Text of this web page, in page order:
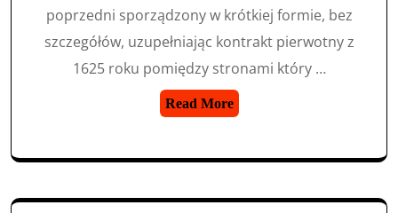
poprzedni sporządzony w krótkiej formie, bez
szczegółów, uzupełniając kontrakt pierwotny z
1625 roku pomiędzy stronami który …
Read More